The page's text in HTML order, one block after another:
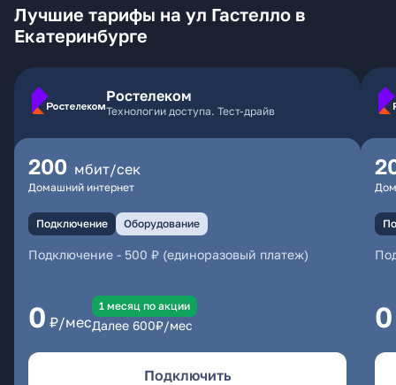
Лучшие тарифы на ул Гастелло в
Екатеринбурге
Ростелеком
Технологии доступа. Тест-драйв
200 мбит/сек
Домашний интернет
Подключение Оборудование
Подключение - 500 ₽ (единоразовый платеж)
0 ₽/мес
1 месяц по акции
Далее 600₽/мес
Подключить
0